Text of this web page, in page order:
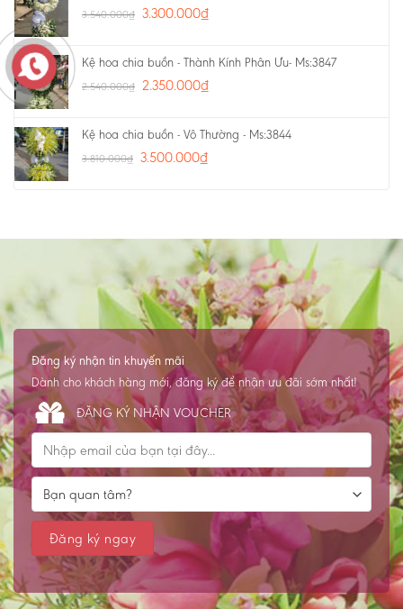
3.540.000₫ 3.300.000₫
Kệ hoa chia buồn - Thành Kính Phân Ưu- Ms:3847
2.540.000₫ 2.350.000₫
Kệ hoa chia buồn - Vô Thường - Ms:3844
3.810.000₫ 3.500.000₫
Đăng ký nhận tin khuyến mãi
Dành cho khách hàng mới, đăng ký để nhận ưu đãi sớm nhất!
ĐĂNG KÝ NHẬN VOUCHER